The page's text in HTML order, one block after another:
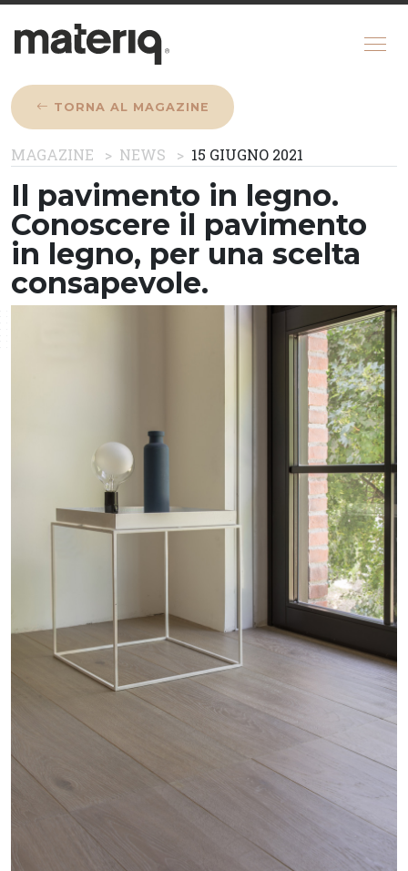
CHI SIAMO
MAGAZINE
COME FUNZIONA
CONFIGURATORE
REGISTRATI
TORNA AL MAGAZINE
MAGAZINE NEWS 15 GIUGNO 2021
Il pavimento in legno.
Conoscere il pavimento
in legno, per una scelta
consapevole.